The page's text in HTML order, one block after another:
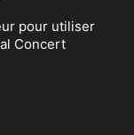
pour utiliser
Concert